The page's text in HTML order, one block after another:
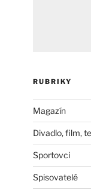
RUBRIKY
Magazín
Divadlo, film,
Sportovci
Spisovatelé